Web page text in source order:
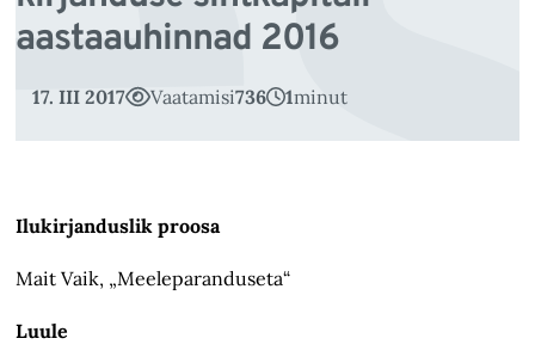
aastaauhinnad 2016
17. III 2017 Vaatamisi736 1minut
Ilukirjanduslik proosa
Mait Vaik, „Meeleparanduseta“
Luule